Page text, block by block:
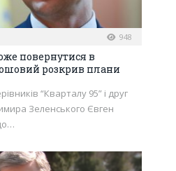
948
повернутися в
розкрив плани
“Кварталу 95” і друг
Зеленського Євген